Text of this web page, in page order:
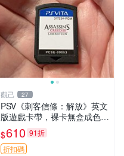
觀己 27
PSV《刺客信條：解放》英文
版遊戲卡帶，裸卡無盒成色極
佳，功能正常支援PSV主機，
經典動作冒險佳作推薦，收藏
黨必備 簽名限量 解放 PSV
$610 91折
折扣碼